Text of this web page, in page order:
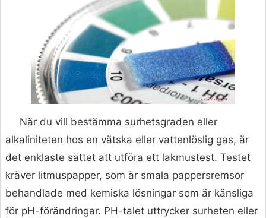
När du vill bestämma surhetsgraden eller
alkaliniteten hos en vätska eller vattenlöslig gas, är
det enklaste sättet att utföra ett lakmustest. Testet
kräver litmuspapper, som är smala pappersremsor
behandlade med kemiska lösningar som är känsliga
för pH-förändringar. PH-talet uttrycker surheten eller